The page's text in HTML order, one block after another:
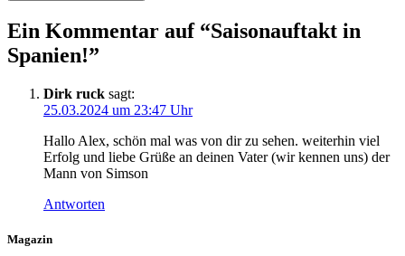
Ein Kommentar auf “Saisonauftakt in
Spanien!”
Dirk ruck sagt:
25.03.2024 um 23:47 Uhr
Hallo Alex, schön mal was von dir zu sehen. weiterhin viel
Erfolg und liebe Grüße an deinen Vater (wir kennen uns) der
Mann von Simson
Antworten
Magazin